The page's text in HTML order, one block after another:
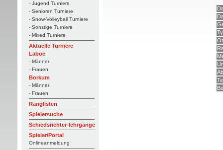
- Jugend Turniere
- Senioren Turniere
- Snow-Volleyball Turniere
- Sonstige Turniere
- Mixed Turniere
Aktuelle Turniere
Laboe
- Männer
- Frauen
Borkum
- Männer
- Frauen
Ranglisten
Spielersuche
Schiedsrichter-lehrgänge
Spieler/Portal
Onlineanmeldung